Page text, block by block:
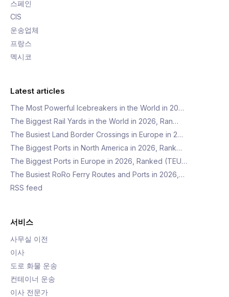
스페인
CIS
운송업체
프랑스
멕시코
Latest articles
The Most Powerful Icebreakers in the World in 20…
The Biggest Rail Yards in the World in 2026, Ran…
The Busiest Land Border Crossings in Europe in 2…
The Biggest Ports in North America in 2026, Rank…
The Biggest Ports in Europe in 2026, Ranked (TEU…
The Busiest RoRo Ferry Routes and Ports in 2026,…
RSS feed
서비스
사무실 이전
이사
도로 화물 운송
컨테이너 운송
이사 전문가